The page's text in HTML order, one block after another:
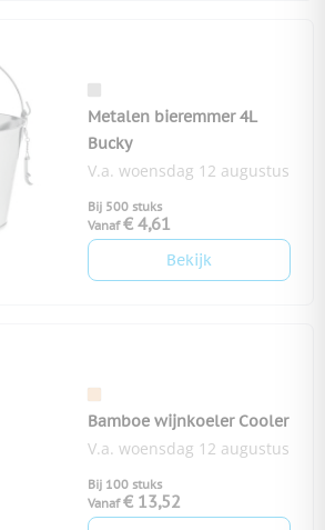
Metalen bieremmer 4L
Bucky
V.a. woensdag 12 augustus
Bij 500 stuks
Vanaf € 4,61
Bekijk
Bamboe wijnkoeler Cooler
V.a. woensdag 12 augustus
Bij 100 stuks
Vanaf € 13,52